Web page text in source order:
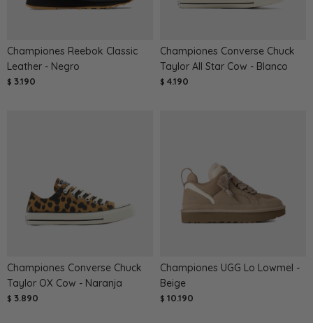
Championes Reebok Classic
Leather - Negro
$ 3.190
Championes Converse Chuck
Taylor All Star Cow - Blanco
$ 4.190
Championes Converse Chuck
Taylor OX Cow - Naranja
$ 3.890
Championes UGG Lo Lowmel -
Beige
$ 10.190